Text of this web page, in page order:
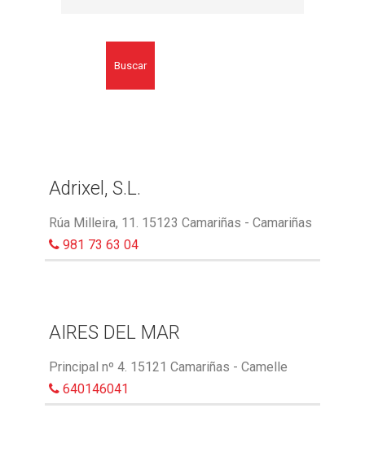
Buscar
Adrixel, S.L.
Rúa Milleira, 11. 15123 Camariñas - Camariñas
981 73 63 04
AIRES DEL MAR
Principal nº 4. 15121 Camariñas - Camelle
640146041